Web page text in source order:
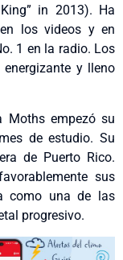
in 2013). Ha
los videos y en
1 en la radio. Los
y lleno
Moths empezó su
de estudio. Su
de Puerto Rico.
sus
como una de las
progresivo.